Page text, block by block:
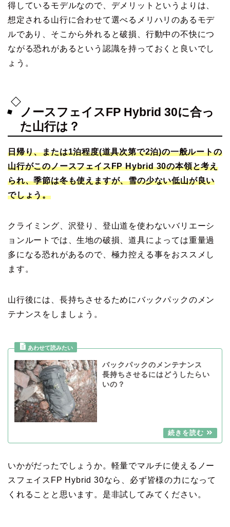
得しているモデルなので、デメリットというよりは、
想定される山行に合わせて選べるメリハリのあるモデ
ルであり、そこから外れると破損、行動中の不快につ
ながる恐れがあるという認識を持っておくと良いでし
ょう。
ノースフェイスFP Hybrid 30に合っ
た山行は？
日帰り、または1泊程度(道具次第で2泊)の一般ルートの
山行がこのノースフェイスFP Hybrid 30の本領と考え
られ、季節は冬も使えますが、雪の少ない低山が良い
でしょう。
クライミング、沢登り、登山道を使わないバリエーシ
ョンルートでは、生地の破損、道具によっては重量過
多になる恐れがあるので、極力控える事をおススメし
ます。
山行後には、長持ちさせるためにバックパックのメン
テナンスをしましょう。
バックパックのメンテナンス
長持ちさせるにはどうしたらい
いの？
いかがだったでしょうか。軽量でマルチに使えるノー
スフェイスFP Hybrid 30なら、必ず皆様の力になって
くれることと思います。是非試してみてください。